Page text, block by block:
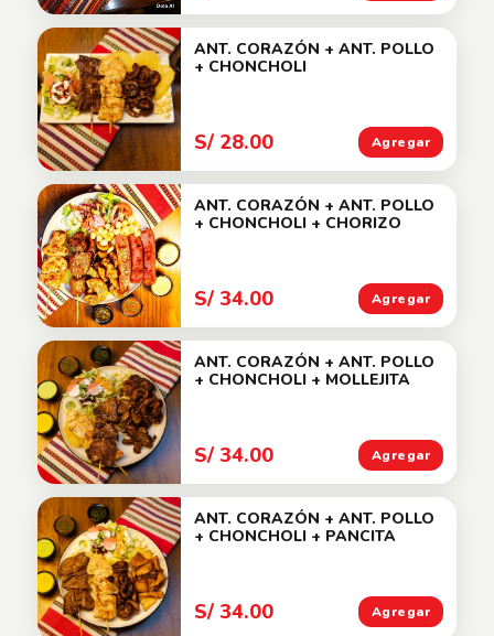
ANT. CORAZÓN + ANT. POLLO
+ CHONCHOLI
S/ 28.00 Agregar
ANT. CORAZÓN + ANT. POLLO
+ CHONCHOLI + CHORIZO
S/ 34.00 Agregar
ANT. CORAZÓN + ANT. POLLO
+ CHONCHOLI + MOLLEJITA
S/ 34.00 Agregar
ANT. CORAZÓN + ANT. POLLO
+ CHONCHOLI + PANCITA
S/ 34.00 Agregar